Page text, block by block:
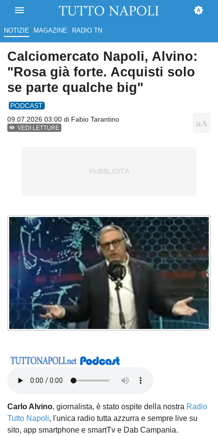
NOTIZIE MAGAZINE RADIO TN
Calciomercato Napoli, Alvino:
"Rosa già forte. Acquisti solo
se parte qualche big"
PODCAST
09.07.2026 03:00 di Fabio Tarantino
VEDI LETTURE
Carlo Alvino, giornalista, è stato ospite della nostra Radio
Tutto Napoli, l'unica radio tutta azzurra e sempre live su
sito, app smartphone e smartTv e Dab Campania.